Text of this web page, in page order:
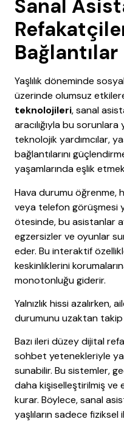
Sanal
Bağlantılar
Yaşlılık döneminde
üzerinde olumsuz
teknolojileri, sanal
aracılığıyla bu
teknolojik yardımcılar,
bağlantılarını
yaşamlarında eşlik
Hava durumu öğrenme,
veya telefon görüşmesi
ötesinde, bu asistanlar
egzersizler ve oyunlar
eder. Bu interaktif
keskinliklerini
monotonluğu giderir.
Yalnızlık hissi azalırken,
durumunu uzaktan takip
Bazı ileri düzey dijital
sohbet yetenekleriyle
sunabilir. Bu sistemler,
daha kişiselleştirilmiş ve
kurar. Böylece, sanal
yaşlıların sadece fiziksel